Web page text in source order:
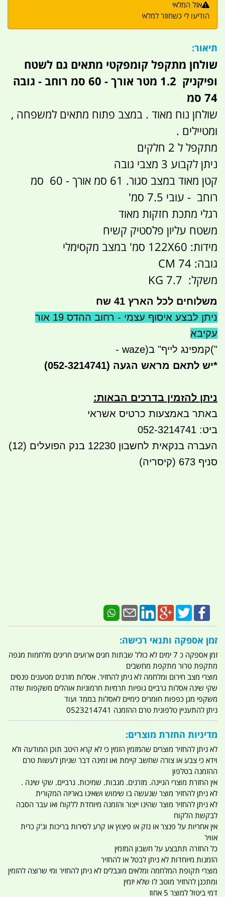
אזל המלאי
הודיעו לי כשחוזר למלאי
תיאור:
שולחן מתקפל קומפקטי מתאים גם לשטח
ופיקניק 1.2 מטר אורך - 60 סמ רוחב - גובה
74 סמ
שולחן נוח מאוד . במצב פתוח מתאים למשפחה ,
ומטיילים .
מתקפל ל 2 חלקים
ניתן לקבוע 3 מצבי גובה
קטן מאוד במצב סגור. 61 סמ אורך - 60 סמ
רוחב - עובי 7.5 סמ'
רגלי מתכת חזקות מאוד
משטח עליון פלסטיק קשיח
מידות: 122X60 סמ' במצב מקסימלי
גובה: 74 CM
משקל: 7.7 KG
משלוחים לכל הארץ 41 שח
ניתן לבצע איסוף עצמי - רחוב ההדס 19 אור
עקיבא
("קמפינג לייף" ב- waze)
*יש לתאם מראש הגעה (052-3214741)
ניתן להזמין בדרכים הבאות:
באתר באמצעות כרטיס אשראי
ביט: 052-3214741
העברה בנקאית לחשבון 12230 בנק הפועלים (12)
סניף 673 (קיסריה)
זמן אספקה ותנאי רכישה:
זמן אספקה כ 7 ימים לא כולל שבתות חגים ארועים חריגים מלחמות מגפה
מתקפת טרור מתקפת מחשבים
מוצרי מצב חירום ומלחמה לא ניתן להחזיר. אסלות מזרנים מטענים פנסים
שקי שינה אסלות גרביים גופיות תרמיות חרמוניות אוהלים משקפות שדה
משקפי מגן כפפות חומרים כימיים לאסלות בממד ועוד
ניתן להתעניין טלפונית טרם ההזמנה 0523214741
מדיניות החזרת מוצרים:
לא ניתן להחזיר מוצרים שהמזמין הזמין כי לא קרא היטב תוכן המודעה ולא
וידא כי צבע או צורה שחשב קיימת ואו זמינה דבר שניתן לעשות טרם
ההזמנה בטלפון
אין החזרת מוצרי הגיינה. מזרנים. מגבות. שמיכות. גרביים. שקי שינה .
לא ניתן להחזיר מוצר שנעשה בו שימוש ושאינו באריזה המקורית
לא ניתן להחזיר מוצר שהינו ייצור והזמנה מיוחדת ללקוח ואו עבר הסבה
לבקשת הלקוח
אין אחריות על פנצר או נזק או פיצוץ או קרע לסירות בריכות וג'ק כרית
אוויר
כל החזרה תתבצע על חשבון המזמין
הזמנות מיוחדות לא ניתן לבטל או להחזיר
מוצרי תקופת המלחמה ומלאים מוגבלים לא ניתן להחזיר ומי שרוצה להזמין
ומתכנן להחזיר מוטב לו שלא יזמין
דמי ביטול למוצר 5 אחוז